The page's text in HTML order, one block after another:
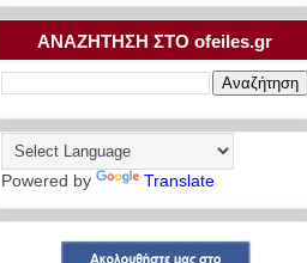
ΑΝΑΖΗΤΗΣΗ ΣΤΟ ofeiles.gr
Powered by Translate